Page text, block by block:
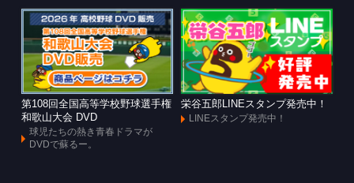
第108回全国高等学校野球選手権
和歌山大会 DVD
球児たちの熱き青春ドラマが
DVDで蘇るー。
栄谷五郎LINEスタンプ発売中！
LINEスタンプ発売中！